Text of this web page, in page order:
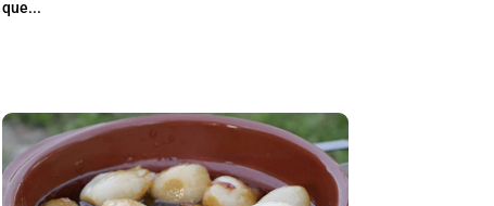
que...